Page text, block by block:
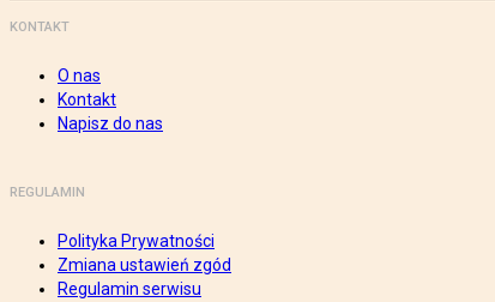
KONTAKT
O nas
Kontakt
Napisz do nas
REGULAMIN
Polityka Prywatności
Zmiana ustawień zgód
Regulamin serwisu